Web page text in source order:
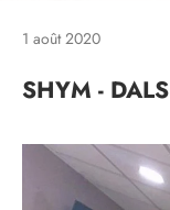
1 août 2020
SHYM - DALS